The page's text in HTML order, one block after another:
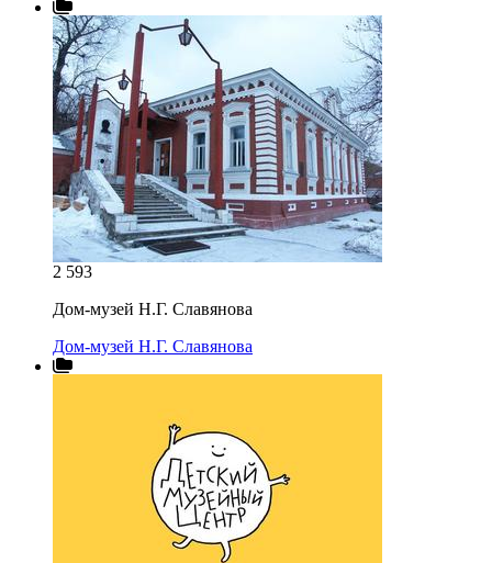
2 593
Дом-музей Н.Г. Славянова
Дом-музей Н.Г. Славянова